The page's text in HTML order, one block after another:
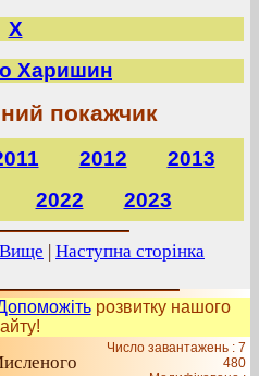
Х
Харишин
покажчик
2012
2013
2022 2023
Вище | Наступна сторінка
розвитку нашого
Число завантажень : 7
480